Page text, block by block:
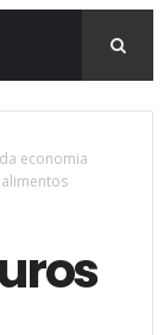
economia